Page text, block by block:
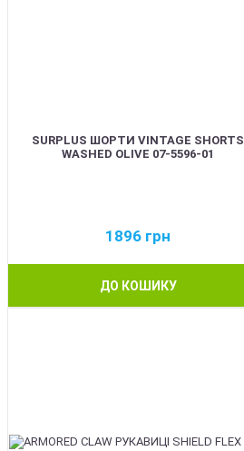
SURPLUS ШОРТИ VINTAGE SHORTS
WASHED OLIVE 07-5596-01
1896 грн
ДО КОШИКУ